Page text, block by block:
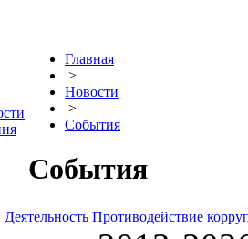
Главная
>
Новости
>
События
События
Деятельность Противодействие